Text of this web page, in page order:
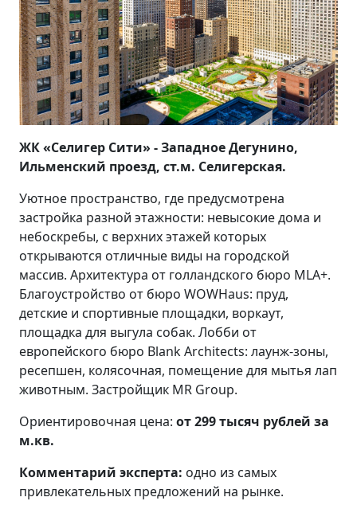
ЖК «Селигер Сити» - Западное Дегунино,
Ильменский проезд, ст.м. Селигерская.
Уютное пространство, где предусмотрена
застройка разной этажности: невысокие дома и
небоскребы, с верхних этажей которых
открываются отличные виды на городской
массив. Архитектура от голландского бюро MLA+.
Благоустройство от бюро WOWHaus: пруд,
детские и спортивные площадки, воркаут,
площадка для выгула собак. Лобби от
европейского бюро Вlank Architects: лаунж-зоны,
ресепшен, колясочная, помещение для мытья лап
животным. Застройщик MR Group.
Ориентировочная цена: от 299 тысяч рублей за
м.кв.
Комментарий эксперта: одно из самых
привлекательных предложений на рынке.